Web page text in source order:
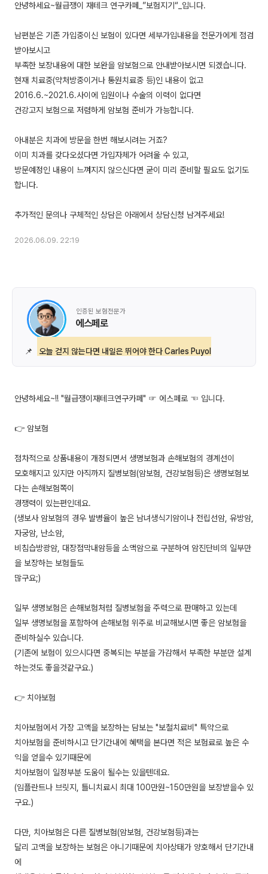
안녕하세요~월급쟁이 재테크 연구카페_”보험지기“_입니다.
남편분은 기존 가입중이신 보험이 있다면 세부가입내용을 전문가에게 점검
받아보시고
부족한 보장내용에 대한 보완을 암보험으로 안내받아보시면 되겠습니다.
현재 치료중(약처방중이거나 통원치료중 등)인 내용이 없고
2016.6.~2021.6.사이에 입원이나 수술의 이력이 없다면
건강고지 보험으로 저렴하게 암보험 준비가 가능합니다.
아내분은 치과에 방문을 한번 해보시려는 거죠?
이미 치과를 갖다오셨다면 가입자체가 어려울 수 있고,
방문예정인 내용이 느껴지지 않으신다면 굳이 미리 준비할 필요도 없기도
합니다.
2026.06.09. 22:19
인증된 보험전문가
에스페로
📌 오늘 걷지 않는다면 내일은 뛰어야 한다 Carles Puyol
안녕하세요~!! "월급쟁이재테크연구카페" ☞ 에스페로 ☜ 입니다.
👉 암보험
점차적으로 상품내용이 개정되면서 생명보험과 손해보험의 경계선이
모호해지고 있지만 아직까지 질병보험(암보험, 건강보험등)은 생명보험보
다는 손해보험쪽이
경쟁력이 있는편인데요.
(생보사 암보험의 경우 발병율이 높은 남녀생식기암이나 전립선암, 유방암,
자궁암, 난소암,
비침습방광암, 대장점막내암등을 소액암으로 구분하여 암진단비의 일부만
을 보장하는 보험들도
많구요;)
일부 생명보험은 손해보험처럼 질병보험을 주력으로 판매하고 있는데
일부 생명보험을 포함하여 손해보험 위주로 비교해보시면 좋은 암보험을
준비하실수 있습니다.
(기존에 보험이 있으시다면 중복되는 부분을 가감해서 부족한 부분만 설계
하는것도 좋을것같구요.)
👉 치아보험
치아보험에서 가장 고액을 보장하는 담보는 "보철치료비" 특약으로
치아보험을 준비하시고 단기간내에 혜택을 본다면 적은 보험료로 높은 수
익을 얻을수 있기때문에
치아보험이 일정부분 도움이 될수는 있을텐데요.
(임플란트나 브릿지, 틀니치료시 최대 100만원~150만원을 보장받을수 있
구요.)
다만, 치아보험은 다른 질병보험(암보험, 건강보험등)과는
달리 고액을 보장하는 보험은 아니기때문에 치아상태가 양호해서 단기간내
에